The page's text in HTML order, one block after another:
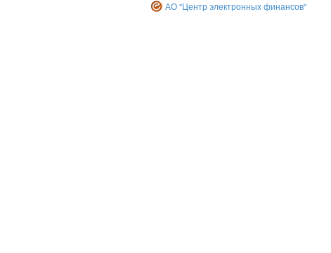
АО "Центр электронных финансов"